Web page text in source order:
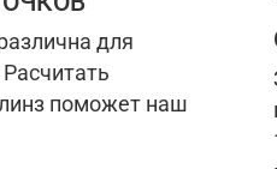
для
поможет наш